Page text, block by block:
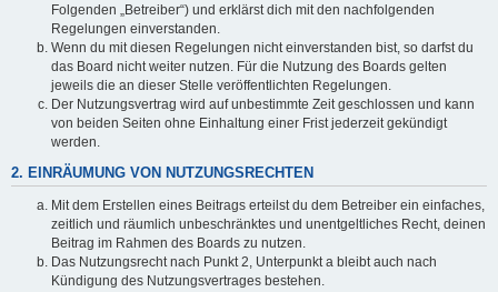
Folgenden „Betreiber“) und erklärst dich mit den nachfolgenden
Regelungen einverstanden.
Wenn du mit diesen Regelungen nicht einverstanden bist, so darfst du
das Board nicht weiter nutzen. Für die Nutzung des Boards gelten
jeweils die an dieser Stelle veröffentlichten Regelungen.
Der Nutzungsvertrag wird auf unbestimmte Zeit geschlossen und kann
von beiden Seiten ohne Einhaltung einer Frist jederzeit gekündigt
werden.
2. EINRÄUMUNG VON NUTZUNGSRECHTEN
Mit dem Erstellen eines Beitrags erteilst du dem Betreiber ein einfaches,
zeitlich und räumlich unbeschränktes und unentgeltliches Recht, deinen
Beitrag im Rahmen des Boards zu nutzen.
Das Nutzungsrecht nach Punkt 2, Unterpunkt a bleibt auch nach
Kündigung des Nutzungsvertrages bestehen.